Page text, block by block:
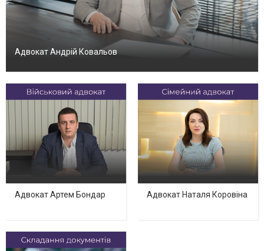
Адвокат Андрій Ковальов
Адвокат Артем Бондар Адвокат Наталя Коровіна